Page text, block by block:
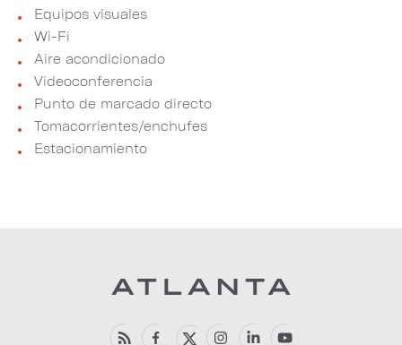
Equipos visuales
Wi-Fi
Aire acondicionado
Videoconferencia
Punto de marcado directo
Tomacorrientes/enchufes
Estacionamiento